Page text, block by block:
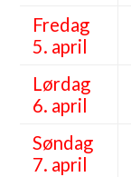
Fredag
5. april
Lørdag
6. april
Søndag
7. april